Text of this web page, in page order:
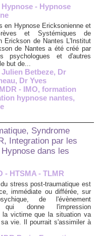
- Hypnose
en Hypnose Ericksonienne et
et Systémiques de
Erickson de Nantes L'Institut
de Nantes a été créé par
psychologues et d'autres
but de...
Julien Betbeze, Dr
, Dr Yves
- IMO, formation
hypnose nantes,
Syndrome
Integration par les
dans les
- HTSMA - TLMR
stress post-traumatique est
immédiate ou différée, sur
de l'évènement
qui donne l'impression
la victime que la situation va
vie. Il pourrait s'assimiler à